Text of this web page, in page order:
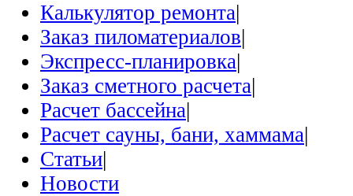
Калькулятор ремонта|
Заказ пиломатериалов|
Экспресс-планировка|
Заказ сметного расчета|
Расчет бассейна|
Расчет сауны, бани, хаммама|
Статьи|
Новости